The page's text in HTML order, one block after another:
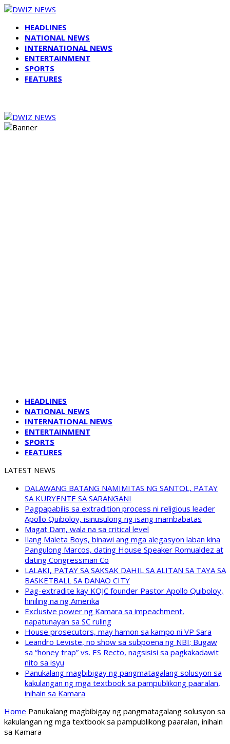
HEADLINES
NATIONAL NEWS
INTERNATIONAL NEWS
ENTERTAINMENT
SPORTS
FEATURES
HEADLINES
NATIONAL NEWS
INTERNATIONAL NEWS
ENTERTAINMENT
SPORTS
FEATURES
LATEST NEWS
DALAWANG BATANG NAMIMITAS NG SANTOL, PATAY
SA KURYENTE SA SARANGANI
Pagpapabilis sa extradition process ni religious leader
Apollo Quiboloy, isinusulong ng isang mambabatas
Magat Dam, wala na sa critical level
Ilang Maleta Boys, binawi ang mga alegasyon laban kina
Pangulong Marcos, dating House Speaker Romualdez at
dating Congressman Co
LALAKI, PATAY SA SAKSAK DAHIL SA ALITAN SA TAYA SA
BASKETBALL SA DANAO CITY
Pag-extradite kay KOJC founder Pastor Apollo Quiboloy,
hiniling na ng Amerika
Exclusive power ng Kamara sa impeachment,
napatunayan sa SC ruling
House prosecutors, may hamon sa kampo ni VP Sara
Leandro Leviste, no show sa subpoena ng NBI; Bugaw
sa “honey trap” vs. ES Recto, nagsisisi sa pagkakadawit
nito sa isyu
Panukalang magbibigay ng pangmatagalang solusyon sa
kakulangan ng mga textbook sa pampublikong paaralan,
inihain sa Kamara
Home Panukalang magbibigay ng pangmatagalang solusyon sa
kakulangan ng mga textbook sa pampublikong paaralan, inihain
sa Kamara